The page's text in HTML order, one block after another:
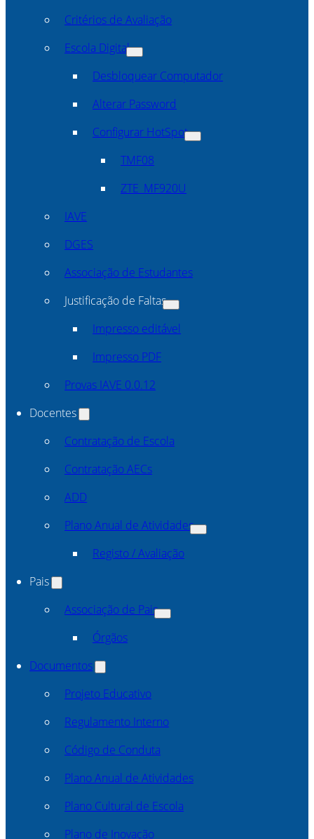
Critérios de Avaliação
Escola Digital
Desbloquear Computador
Alterar Password
Configurar HotSpot
TMF08
ZTE_MF920U
IAVE
DGES
Associação de Estudantes
Justificação de Faltas
Impresso editável
Impresso PDF
Provas IAVE 0.0.12
Docentes
Contratação de Escola
Contratação AECs
ADD
Plano Anual de Atividades
Registo / Avaliação
Pais
Associação de Pais
Órgãos
Documentos
Projeto Educativo
Regulamento Interno
Código de Conduta
Plano Anual de Atividades
Plano Cultural de Escola
Plano de Inovação